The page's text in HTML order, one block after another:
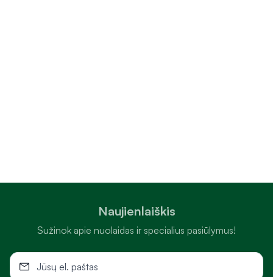
Naujienlaiškis
Sužinok apie nuolaidas ir specialius pasiūlymus!